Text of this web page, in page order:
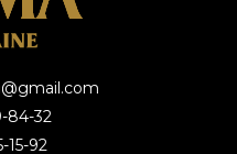
84-32
15-92